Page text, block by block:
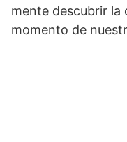
mente descubrir la
momento de